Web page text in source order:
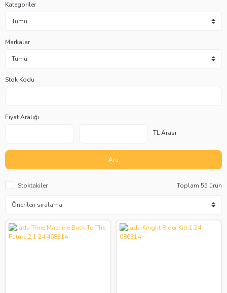
Kategoriler
Markalar
Stok Kodu
Fiyat Aralığı
TL Arası
Ara
Stoktakiler Toplam 55 ürün